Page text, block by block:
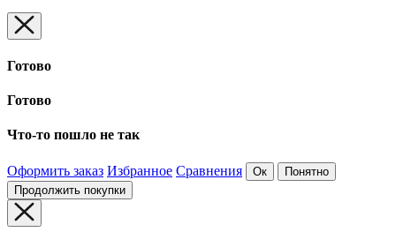
Готово
Готово
Что-то пошло не так
Оформить заказ Избранное Сравнения Ок
Понятно
Продолжить покупки